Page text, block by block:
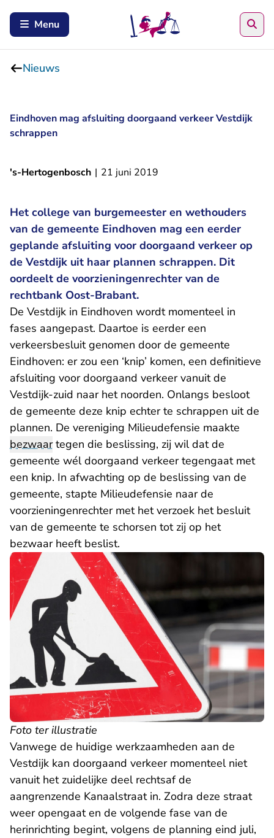
Menu
Nieuws
Eindhoven mag afsluiting doorgaand verkeer Vestdijk
schrappen
's-Hertogenbosch | 21 juni 2019
Het college van burgemeester en wethouders
van de gemeente Eindhoven mag een eerder
geplande afsluiting voor doorgaand verkeer op
de Vestdijk uit haar plannen schrappen. Dit
oordeelt de voorzieningenrechter van de
rechtbank Oost-Brabant.
De Vestdijk in Eindhoven wordt momenteel in
fases aangepast. Daartoe is eerder een
verkeersbesluit genomen door de gemeente
Eindhoven: er zou een ‘knip’ komen, een definitieve
afsluiting voor doorgaand verkeer vanuit de
Vestdijk-zuid naar het noorden. Onlangs besloot
de gemeente deze knip echter te schrappen uit de
plannen. De vereniging Milieudefensie maakte
bezwaartegen die beslissing, zij wil dat de
gemeente wél doorgaand verkeer tegengaat met
een knip. In afwachting op de beslissing van de
gemeente, stapte Milieudefensie naar de
voorzieningenrechter met het verzoek het besluit
van de gemeente te schorsen tot zij op het
bezwaar heeft beslist.
Foto ter illustratie
Vanwege de huidige werkzaamheden aan de
Vestdijk kan doorgaand verkeer momenteel niet
vanuit het zuidelijke deel rechtsaf de
aangrenzende Kanaalstraat in. Zodra deze straat
weer opengaat en de volgende fase van de
herinrichting begint, volgens de planning eind juli,